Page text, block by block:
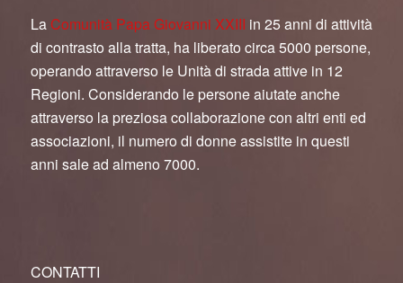
La Comunità Papa Giovanni XXIII in 25 anni di attività
di contrasto alla tratta, ha liberato circa 5000 persone,
operando attraverso le Unità di strada attive in 12
Regioni. Considerando le persone aiutate anche
attraverso la preziosa collaborazione con altri enti ed
associazioni, il numero di donne assistite in questi
anni sale ad almeno 7000.
CONTATTI